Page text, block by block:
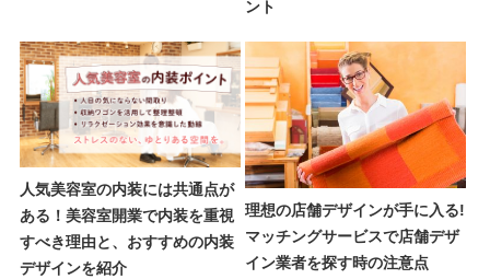
ント
人気美容室の内装には共通点が
ある！美容室開業で内装を重視
すべき理由と、おすすめの内装
デザインを紹介
理想の店舗デザインが手に入る!
マッチングサービスで店舗デザ
イン業者を探す時の注意点